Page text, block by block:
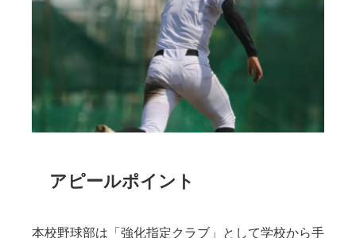
アピールポイント
本校野球部は「強化指定クラブ」として学校から手